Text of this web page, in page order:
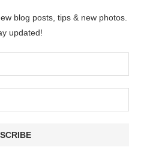
blog posts, tips & new photos.
updated!